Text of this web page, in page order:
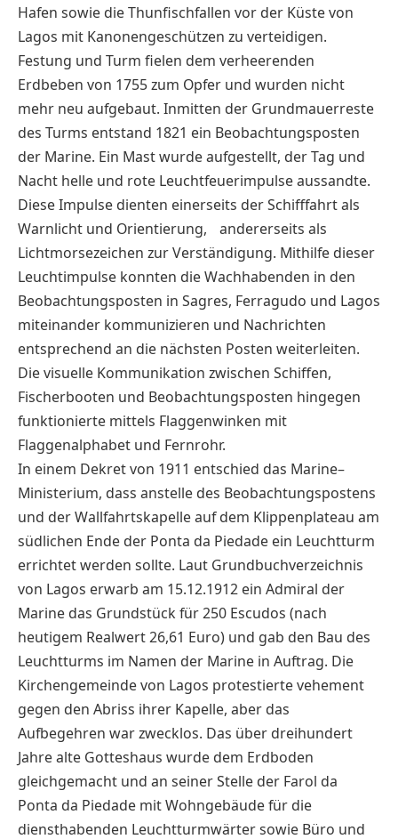
Hafen sowie die Thunfischfallen vor der Küste von
Lagos mit Kanonengeschützen zu verteidigen.
Festung und Turm fielen dem verheerenden
Erdbeben von 1755 zum Opfer und wurden nicht
mehr neu aufgebaut. Inmitten der Grundmauerreste
des Turms entstand 1821 ein Beobachtungsposten
der Marine. Ein Mast wurde aufgestellt, der Tag und
Nacht helle und rote Leuchtfeuerimpulse aussandte.
Diese Impulse dienten einerseits der Schifffahrt als
Warnlicht und Orientierung, andererseits als
Lichtmorsezeichen zur Verständigung. Mithilfe dieser
Leuchtimpulse konnten die Wachhabenden in den
Beobachtungsposten in Sagres, Ferragudo und Lagos
miteinander kommunizieren und Nachrichten
entsprechend an die nächsten Posten weiterleiten.
Die visuelle Kommunikation zwischen Schiffen,
Fischerbooten und Beobachtungsposten hingegen
funktionierte mittels Flaggenwinken mit
Flaggenalphabet und Fernrohr.
In einem Dekret von 1911 entschied das Marine–
Ministerium, dass anstelle des Beobachtungspostens
und der Wallfahrtskapelle auf dem Klippenplateau am
südlichen Ende der Ponta da Piedade ein Leuchtturm
errichtet werden sollte. Laut Grundbuchverzeichnis
von Lagos erwarb am 15.12.1912 ein Admiral der
Marine das Grundstück für 250 Escudos (nach
heutigem Realwert 26,61 Euro) und gab den Bau des
Leuchtturms im Namen der Marine in Auftrag. Die
Kirchengemeinde von Lagos protestierte vehement
gegen den Abriss ihrer Kapelle, aber das
Aufbegehren war zwecklos. Das über dreihundert
Jahre alte Gotteshaus wurde dem Erdboden
gleichgemacht und an seiner Stelle der Farol da
Ponta da Piedade mit Wohngebäude für die
diensthabenden Leuchtturmwärter sowie Büro und